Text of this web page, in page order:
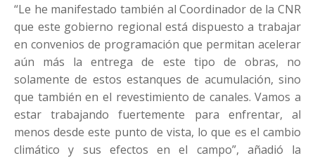
“Le he manifestado también al Coordinador de la CNR
que este gobierno regional está dispuesto a trabajar
en convenios de programación que permitan acelerar
aún más la entrega de este tipo de obras, no
solamente de estos estanques de acumulación, sino
que también en el revestimiento de canales. Vamos a
estar trabajando fuertemente para enfrentar, al
menos desde este punto de vista, lo que es el cambio
climático y sus efectos en el campo”, añadió la